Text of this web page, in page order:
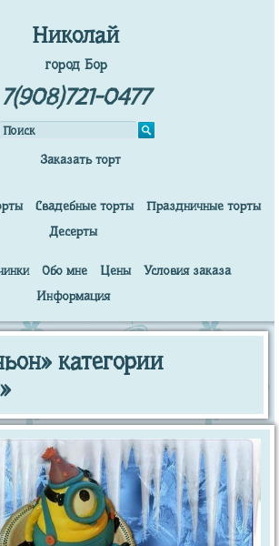
Николай
город Бор
7(908)721-0477
Заказать торт
Свадебные торты
Праздничные торты
Десерты
Обо мне Цены
Условия заказа
Информация
категории